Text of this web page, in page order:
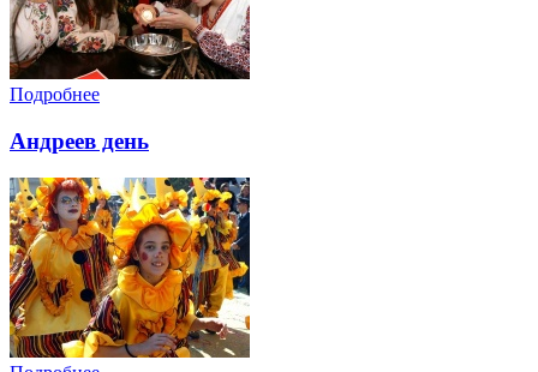
Подробнее
Андреев день